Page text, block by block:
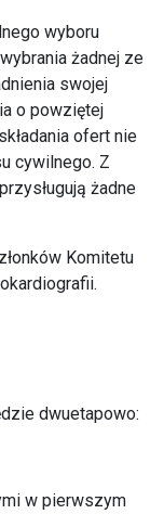
wyboru
żadnej ze
swojej
o powziętej
ofert nie
cywilnego. Z
żadne
Komitetu
dwuetapowo:
w pierwszym